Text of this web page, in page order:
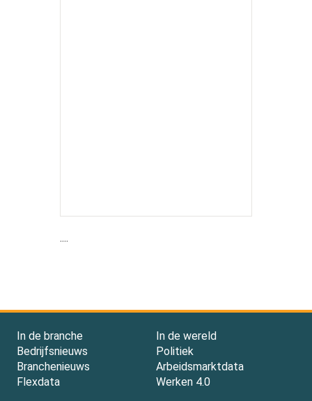
....
In de branche
Bedrijfsnieuws
Branchenieuws
Flexdata
In de wereld
Politiek
Arbeidsmarktdata
Werken 4.0